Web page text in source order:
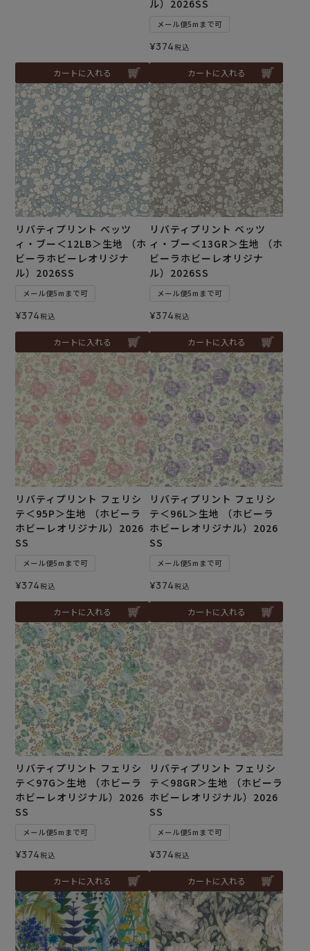
カートに入れる
ル）2026SS
メール便5mまで可
¥374税込
カートに入れる
リバティプリント ベッツ
ィ・ブー＜12LB＞生地 （ホ
ビーラホビーレオリジナ
ル）2026SS
メール便5mまで可
¥374税込
カートに入れる
リバティプリント ベッツ
ィ・ブー＜13GR＞生地 （ホ
ビーラホビーレオリジナ
ル）2026SS
メール便5mまで可
¥374税込
カートに入れる
リバティプリント フェリシ
テ＜95P＞生地 （ホビーラ
ホビーレオリジナル）2026
SS
メール便5mまで可
¥374税込
カートに入れる
リバティプリント フェリシ
テ＜96L＞生地 （ホビーラ
ホビーレオリジナル）2026
SS
メール便5mまで可
¥374税込
カートに入れる
リバティプリント フェリシ
テ＜97G＞生地 （ホビーラ
ホビーレオリジナル）2026
SS
メール便5mまで可
¥374税込
カートに入れる
リバティプリント フェリシ
テ＜98GR＞生地 （ホビーラ
ホビーレオリジナル）2026
SS
メール便5mまで可
¥374税込
カートに入れる